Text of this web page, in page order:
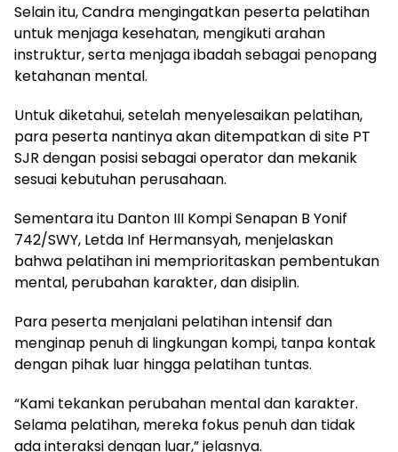
Selain itu, Candra mengingatkan peserta pelatihan
untuk menjaga kesehatan, mengikuti arahan
instruktur, serta menjaga ibadah sebagai penopang
ketahanan mental.
Untuk diketahui, setelah menyelesaikan pelatihan,
para peserta nantinya akan ditempatkan di site PT
SJR dengan posisi sebagai operator dan mekanik
sesuai kebutuhan perusahaan.
Sementara itu Danton III Kompi Senapan B Yonif
742/SWY, Letda Inf Hermansyah, menjelaskan
bahwa pelatihan ini memprioritaskan pembentukan
mental, perubahan karakter, dan disiplin.
Para peserta menjalani pelatihan intensif dan
menginap penuh di lingkungan kompi, tanpa kontak
dengan pihak luar hingga pelatihan tuntas.
“Kami tekankan perubahan mental dan karakter.
Selama pelatihan, mereka fokus penuh dan tidak
ada interaksi dengan luar,” jelasnya.